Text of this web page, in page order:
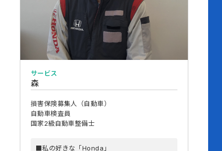
サービス
森
損害保険募集人（自動車）
自動車検査員
国家2級自動車整備士
■私の好きな「Honda」